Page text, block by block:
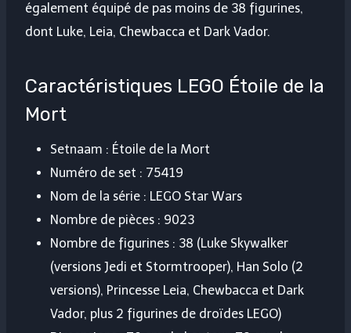
également équipé de pas moins de 38 figurines,
dont Luke, Leia, Chewbacca et Dark Vador.
Caractéristiques LEGO Étoile de la
Mort
Setnaam : Étoile de la Mort
Numéro de set : 75419
Nom de la série : LEGO Star Wars
Nombre de pièces : 9023
Nombre de figurines : 38 (Luke Skywalker
(versions Jedi et Stormtrooper), Han Solo (2
versions), Princesse Leia, Chewbacca et Dark
Vador, plus 2 figurines de droïdes LEGO)